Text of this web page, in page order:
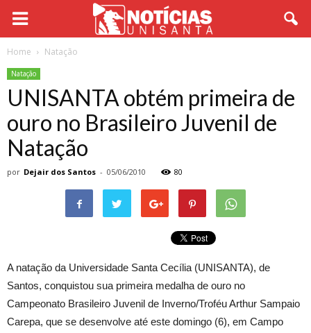
Home Natação
Natação
UNISANTA obtém primeira de
ouro no Brasileiro Juvenil de
Natação
por Dejair dos Santos - 05/06/2010 80
A natação da Universidade Santa Cecília (UNISANTA), de
Santos, conquistou sua primeira medalha de ouro no
Campeonato Brasileiro Juvenil de Inverno/Troféu Arthur Sampaio
Carepa, que se desenvolve até este domingo (6), em Campo